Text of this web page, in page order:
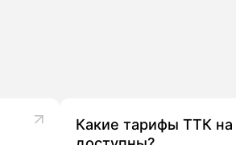
связь + IVI»;Какие тарифы ТТК